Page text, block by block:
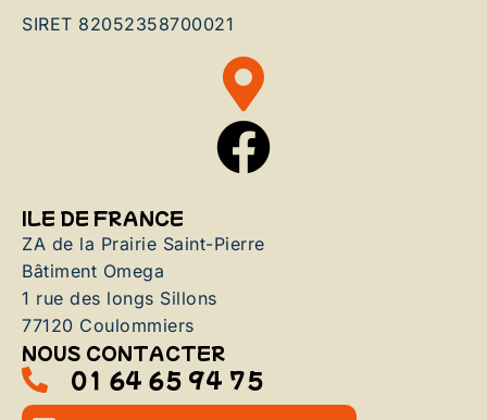
SIRET 82052358700021
ILE DE FRANCE
ZA de la Prairie Saint-Pierre
Bâtiment Omega
1 rue des longs Sillons
77120 Coulommiers
NOUS CONTACTER
01 64 65 94 75